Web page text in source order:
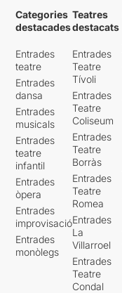
Categories
destacades
Entrades
teatre
Entrades
dansa
Entrades
musicals
Entrades
teatre
infantil
Entrades
òpera
Entrades
improvisació
Entrades
monòlegs
Teatres
destacats
Entrades
Teatre
Tívoli
Entrades
Teatre
Coliseum
Entrades
Teatre
Borràs
Entrades
Teatre
Romea
Entrades
La
Villarroel
Entrades
Teatre
Condal